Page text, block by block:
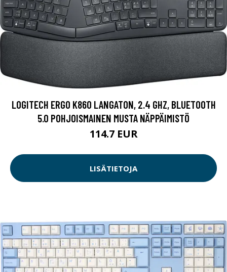
LOGITECH ERGO K860 LANGATON, 2.4 GHZ, BLUETOOTH
5.0 POHJOISMAINEN MUSTA NÄPPÄIMISTÖ
114.7 EUR
LISÄTIETOJA